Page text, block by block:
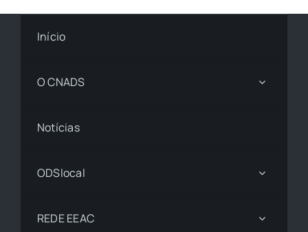
Início
O CNADS
Notícias
ODSlocal
REDE EEAC